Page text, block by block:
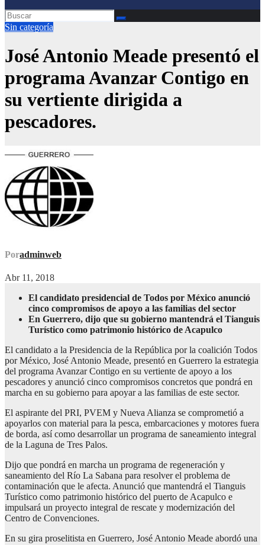
Sin categoría
José Antonio Meade presentó el
programa Avanzar Contigo en
su vertiente dirigida a
pescadores.
Poradminweb
Abr 11, 2018
El candidato presidencial de Todos por México anunció
cinco compromisos de apoyo a las familias del sector
En Guerrero, dijo que su gobierno mantendrá el Tianguis
Turístico como patrimonio histórico de Acapulco
El candidato a la Presidencia de la República por la coalición Todos
por México, José Antonio Meade, presentó en Guerrero la estrategia
del programa Avanzar Contigo en su vertiente de apoyo a los
pescadores y anunció cinco compromisos concretos que pondrá en
marcha en su gobierno para apoyar a las familias de este sector.
El aspirante del PRI, PVEM y Nueva Alianza se comprometió a
apoyarlos con material para la pesca, embarcaciones y motores fuera
de borda, así como desarrollar un programa de saneamiento integral
de la Laguna de Tres Palos.
Dijo que pondrá en marcha un programa de regeneración y
saneamiento del Río La Sabana para resolver el problema de
contaminación que le afecta. Anunció que mantendrá el Tianguis
Turístico como patrimonio histórico del puerto de Acapulco e
impulsará un proyecto integral de rescate y modernización del
Centro de Convenciones.
En su gira proselitista en Guerrero, José Antonio Meade abordó una